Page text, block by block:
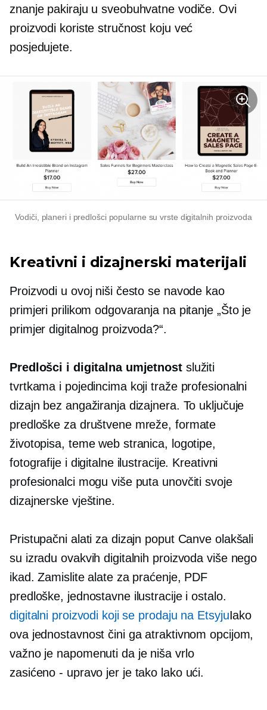
znanje pakiraju u sveobuhvatne vodiče. Ovi
proizvodi koriste stručnost koju već
posjedujete.
Vodiči, planeri i predlošci popularne su vrste digitalnih proizvoda
Kreativni i dizajnerski materijali
Proizvodi u ovoj niši često se navode kao
primjeri prilikom odgovaranja na pitanje „Što je
primjer digitalnog proizvoda?“.
Predlošci i digitalna umjetnostslužiti
tvrtkama i pojedincima koji traže profesionalni
dizajn bez angažiranja dizajnera. To uključuje
predloške za društvene mreže, formate
životopisa, teme web stranica, logotipe,
fotografije i digitalne ilustracije. Kreativni
profesionalci mogu više puta unovčiti svoje
dizajnerske vještine.
Pristupačni alati za dizajn poput Canve olakšali
su izradu ovakvih digitalnih proizvoda više nego
ikad. Zamislite alate za praćenje, PDF
predloške, jednostavne ilustracije i ostalo.
digitalni proizvodi koji se prodaju na EtsyjuIako
ova jednostavnost čini ga atraktivnom opcijom,
važno je napomenuti da je niša vrlo
zasićeno - upravo jer je tako lako ući.